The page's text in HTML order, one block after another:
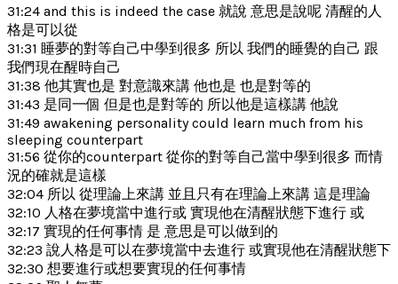
31:24 and this is indeed the case 就說 意思是說呢 清醒的人
格是可以從
31:31 睡夢的對等自己中學到很多 所以 我們的睡覺的自己 跟
我們現在醒時自己
31:38 他其實也是 對意識來講 他也是 也是對等的
31:43 是同一個 但是也是對等的 所以他是這樣講 他說
31:49 awakening personality could learn much from his
sleeping counterpart
31:56 從你的counterpart 從你的對等自己當中學到很多 而情
況的確就是這樣
32:04 所以 從理論上來講 並且只有在理論上來講 這是理論
32:10 人格在夢境當中進行或 實現他在清醒狀態下進行 或
32:17 實現的任何事情 是 意思是可以做到的
32:23 說人格是可以在夢境當中去進行 或實現他在清醒狀態下
32:30 想要進行或想要實現的任何事情